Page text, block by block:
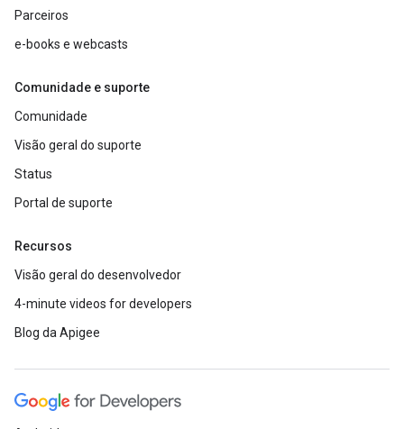
Parceiros
e-books e webcasts
Comunidade e suporte
Comunidade
Visão geral do suporte
Status
Portal de suporte
Recursos
Visão geral do desenvolvedor
4-minute videos for developers
Blog da Apigee